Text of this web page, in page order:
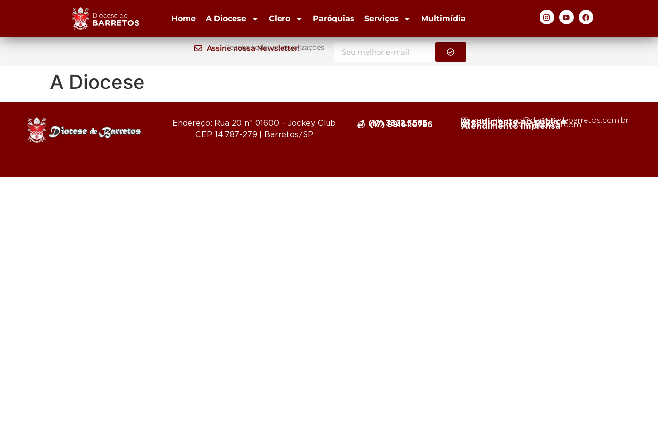
Home A Diocese Clero Paróquias Serviços Multimídia
Assine nossa Newsletter!
Receba todas as atualizações
A Diocese
Endereço: Rua 20 nº 01600 – Jockey Club
CEP. 14.787-279 | Barretos/SP
(17) 3322.3565
(17) 98161.0786 Atendimento ao público
comunicacao@diocesedebarretos.com.br
Atendimento imprensa
matheus.fra.silva@gmail.com